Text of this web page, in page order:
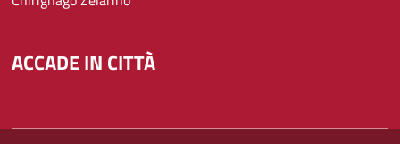
ACCADE IN CITTÀ